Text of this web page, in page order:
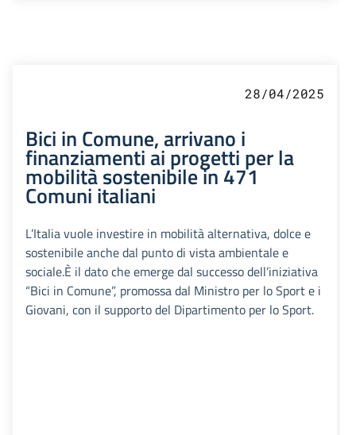
28/04/2025
Bici in Comune, arrivano i
finanziamenti ai progetti per la
mobilità sostenibile in 471
Comuni italiani
L’Italia vuole investire in mobilità alternativa, dolce e
sostenibile anche dal punto di vista ambientale e
sociale.È il dato che emerge dal successo dell’iniziativa
“Bici in Comune”, promossa dal Ministro per lo Sport e i
Giovani, con il supporto del Dipartimento per lo Sport.